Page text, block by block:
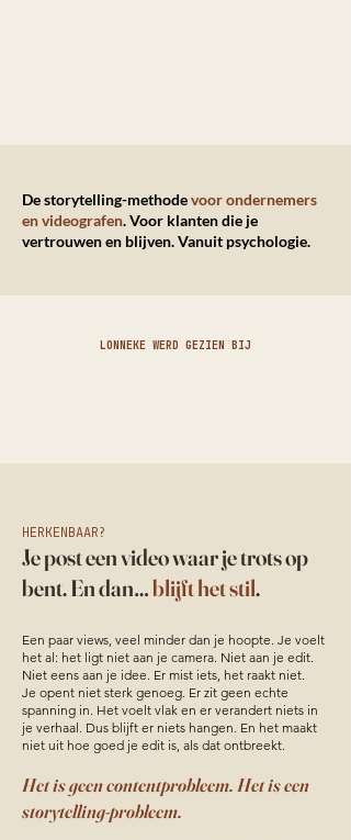
De storytelling-methodevoor ondernemers
en videografen. Voor klanten die je
vertrouwen en blijven. Vanuit psychologie.
LONNEKE WERD GEZIEN BIJ
HERKENBAAR?
Je post een video waar je trots op
bent. En dan…blijft het stil.
Een paar views, veel minder dan je hoopte. Je voelt
het al: het ligt niet aan je camera. Niet aan je edit.
Niet eens aan je idee. Er mist iets, het raakt niet.
Je opent niet sterk genoeg. Er zit geen echte
spanning in. Het voelt vlak en er verandert niets in
je verhaal. Dus blijft er niets hangen. En het maakt
niet uit hoe goed je edit is, als dat ontbreekt.
Het is geen contentprobleem. Het is een
storytelling-probleem.